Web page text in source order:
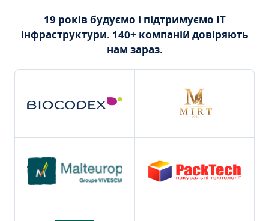
19 років будуємо і підтримуємо ІТ
інфраструктури. 140+ компаній довіряють
нам зараз.